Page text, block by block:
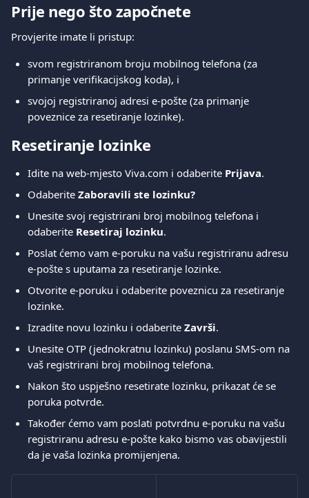
Prije nego što započnete
Provjerite imate li pristup:
svom registriranom broju mobilnog telefona (za
primanje verifikacijskog koda), i
svojoj registriranoj adresi e-pošte (za primanje
poveznice za resetiranje lozinke).
Resetiranje lozinke
Idite na web-mjesto Viva.com i odaberite Prijava.
Odaberite Zaboravili ste lozinku?
Unesite svoj registrirani broj mobilnog telefona i
odaberite Resetiraj lozinku.
Poslat ćemo vam e-poruku na vašu registriranu adresu
e-pošte s uputama za resetiranje lozinke.
Otvorite e-poruku i odaberite poveznicu za resetiranje
lozinke.
Izradite novu lozinku i odaberite Završi.
Unesite OTP (jednokratnu lozinku) poslanu SMS-om na
vaš registrirani broj mobilnog telefona.
Nakon što uspješno resetirate lozinku, prikazat će se
poruka potvrde.
Također ćemo vam poslati potvrdnu e-poruku na vašu
registriranu adresu e-pošte kako bismo vas obavijestili
da je vaša lozinka promijenjena.